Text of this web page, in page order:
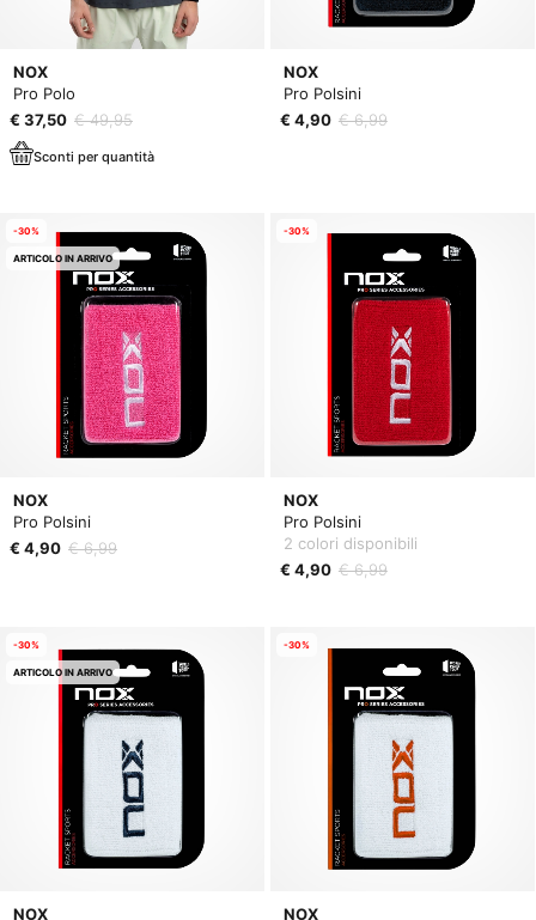
NOX
Pro Polo
€ 37,50 € 49,95
Sconti per quantità
NOX
Pro Polsini
€ 4,90 € 6,99
NOX
Pro Polsini
€ 4,90 € 6,99
-30%
ARTICOLO IN ARRIVO
NOX
Pro Polsini
2 colori disponibili
€ 4,90 € 6,99
-30%
NOX
-30%
ARTICOLO IN ARRIVO
NOX
-30%